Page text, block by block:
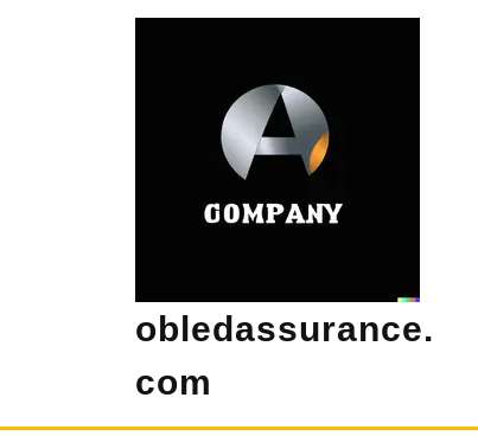
obledassurance.
com